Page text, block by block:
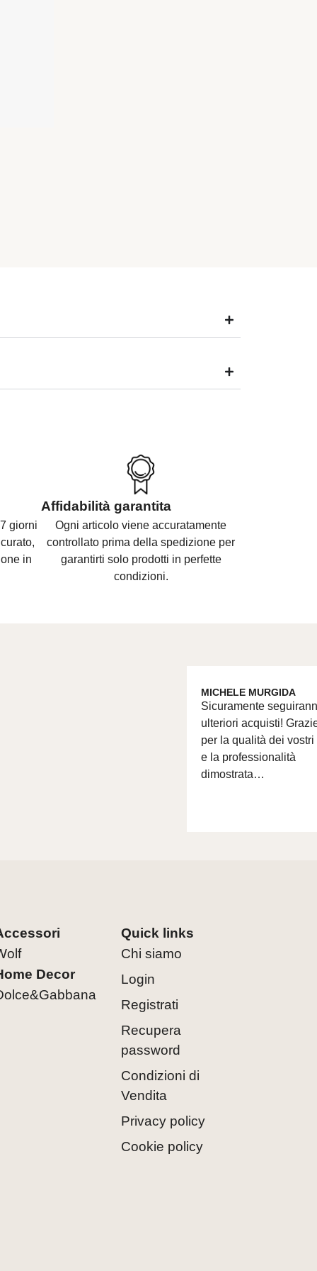
giorni
in
Affidabilità garantita
Ogni articolo viene accuratamente
controllato prima della spedizione per
garantirti solo prodotti in perfette
condizioni.
MICHELE MURGIDA
Sicuramente
ulteriori acquisti!
per la qualità dei vostri
e la professionalità
dimostrata…
Decor
Quick links
Chi siamo
Login
Registrati
Recupera
password
Condizioni di
Vendita
Privacy policy
Cookie policy